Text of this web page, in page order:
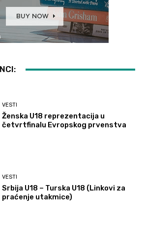
VESTI
Ženska U18 reprezentacija u
četvrtfinalu Evropskog prvenstva
VESTI
Srbija U18 – Turska U18 (Linkovi za
praćenje utakmice)